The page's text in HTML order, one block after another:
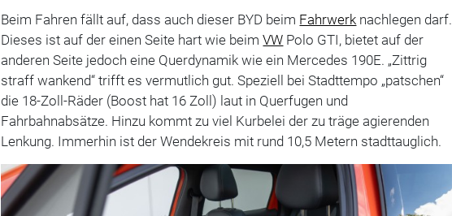
Beim Fahren fällt auf, dass auch dieser BYD beim Fahrwerk nachlegen darf.
Dieses ist auf der einen Seite hart wie beimVW Polo GTI, bietet auf der
anderen Seite jedoch eine Querdynamik wie ein Mercedes 190E. „Zittrig
straff wankend“ trifft es vermutlich gut. Speziell bei Stadttempo „patschen“
die 18-Zoll-Räder (Boost hat 16 Zoll) laut in Querfugen und
Fahrbahnabsätze. Hinzu kommt zu viel Kurbelei der zu träge agierenden
Lenkung. Immerhin ist der Wendekreis mit rund 10,5 Metern stadttauglich.